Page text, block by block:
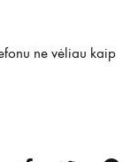
ne vėliau kaip